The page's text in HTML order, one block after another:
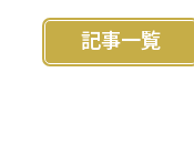
記事一覧